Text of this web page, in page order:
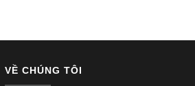
VỀ CHÚNG TÔI